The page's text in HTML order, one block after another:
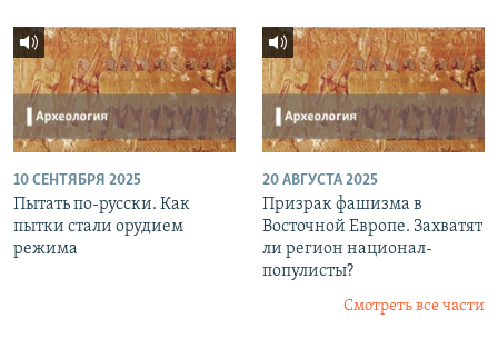
10 СЕНТЯБРЯ 2025
Пытать по-русски. Как
пытки стали орудием
режима
20 АВГУСТА 2025
Призрак фашизма в
Восточной Европе. Захватят
ли регион национал-
популисты?
Смотреть все части